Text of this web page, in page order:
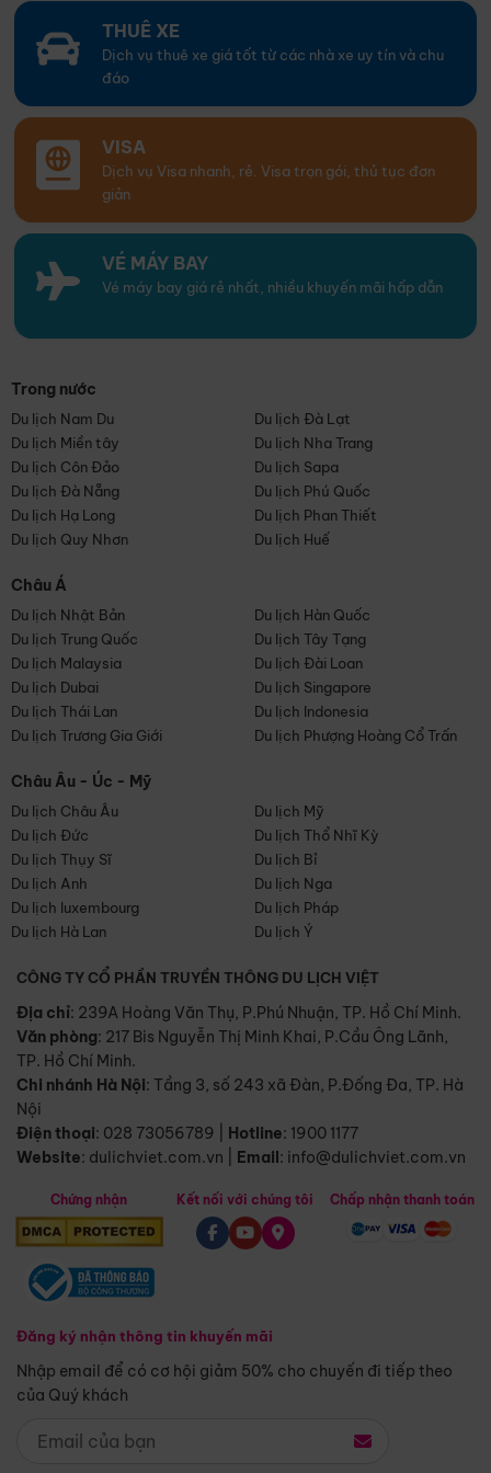
THUÊ XE
Dịch vụ thuê xe giá tốt từ các nhà xe uy tín và chu
đáo
VISA
Dịch vụ Visa nhanh, rẻ. Visa trọn gói, thủ tục đơn
giản
VÉ MÁY BAY
Vé máy bay giá rẻ nhất, nhiều khuyến mãi hấp dẫn
Trong nước
Du lịch Nam Du
Du lịch Đà Lạt
Du lịch Miền tây
Du lịch Nha Trang
Du lịch Côn Đảo
Du lịch Sapa
Du lịch Đà Nẵng
Du lịch Phú Quốc
Du lịch Hạ Long
Du lịch Phan Thiết
Du lịch Quy Nhơn
Du lịch Huế
Châu Á
Du lịch Nhật Bản
Du lịch Hàn Quốc
Du lịch Trung Quốc
Du lịch Tây Tạng
Du lịch Malaysia
Du lịch Đài Loan
Du lịch Dubai
Du lịch Singapore
Du lịch Thái Lan
Du lịch Indonesia
Du lịch Trương Gia Giới
Du lịch Phượng Hoàng Cổ Trấn
Châu Âu - Úc - Mỹ
Du lịch Châu Âu
Du lịch Mỹ
Du lịch Đức
Du lịch Thổ Nhĩ Kỳ
Du lịch Thụy Sĩ
Du lịch Bỉ
Du lịch Anh
Du lịch Nga
Du lịch luxembourg
Du lịch Pháp
Du lịch Hà Lan
Du lịch Ý
CÔNG TY CỔ PHẦN TRUYỀN THÔNG DU LỊCH VIỆT
Địa chỉ: 239A Hoàng Văn Thụ, P.Phú Nhuận, TP. Hồ Chí Minh.
Văn phòng: 217 Bis Nguyễn Thị Minh Khai, P.Cầu Ông Lãnh,
TP. Hồ Chí Minh.
Chi nhánh Hà Nội: Tầng 3, số 243 xã Đàn, P.Đống Đa, TP. Hà
Nội
Điện thoại: 028 73056789 Hotline: 1900 1177
Website: dulichviet.com.vn Email: info@dulichviet.com.vn
Chứng nhận
Đăng ký nhận thông tin khuyến mãi
Nhập email để có cơ hội giảm 50% cho chuyến đi tiếp theo
của Quý khách
Kết nối với chúng tôi Chấp nhận thanh toán